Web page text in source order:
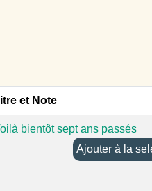
et Note
bientôt sept ans passés
Ajouter à